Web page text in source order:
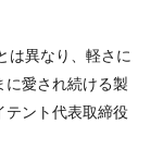
は異なり、軽さに
に愛され続ける製
テント代表取締役